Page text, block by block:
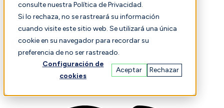
consulte nuestra Política de Privacidad.
Si lo rechaza, no se rastreará su información
cuando visite este sitio web. Se utilizará una única
cookie en su navegador para recordar su
preferencia de no ser rastreado.
Configuración de
cookies
Aceptar Rechazar
Finanzas Actuación